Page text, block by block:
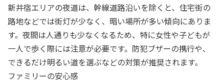
新井宿エリアの夜道は、幹線道路沿いを除くと、住宅街の
路地などでは街灯が少なく、暗い場所が多い傾向にありま
す。夜間は人通りも少なくなるため、特に女性や子どもが
一人で歩く際には注意が必要です。防犯ブザーの携行や、
できるだけ明るい道を選ぶなどの対策が推奨されます。
ファミリーの安心感